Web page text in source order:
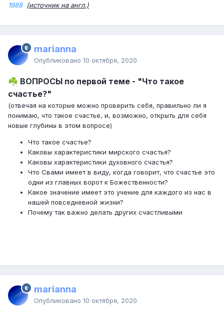
1988
(источник на англ.)
marianna
Опубликовано 10 октября, 2020
☘️ ВОПРОСЫ по первой теме - "Что такое
счастье?"
(отвечая на которые можно проверить себя, правильно ли я
понимаю, что такое счастье, и, возможно, открыть для себя
новые глубины в этом вопросе)
Что такое счастье?
Каковы характеристики мирского счастья?
Каковы характеристики духовного счастья?
Что Свами имеет в виду, когда говорит, что счастье это
одни из главных ворот к Божественности?
Какое значение имеет это учение для каждого из нас в
нашей повседневной жизни?
Почему так важно делать других счастливыми
marianna
Опубликовано 10 октября, 2020